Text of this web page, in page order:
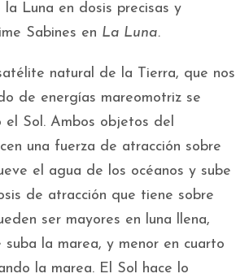
Luna en dosis precisas y
Sabines en La Luna.
natural de la Tierra, que nos
de energías mareomotriz se
el Sol. Ambos objetos del
una fuerza de atracción sobre
el agua de los océanos y sube
de atracción que tiene sobre
ser mayores en luna llena,
suba la marea, y menor en cuarto
la marea. El Sol hace lo